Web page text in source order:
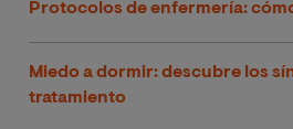
Protocolos de enfermería:
Miedo a dormir: descubre los
tratamiento